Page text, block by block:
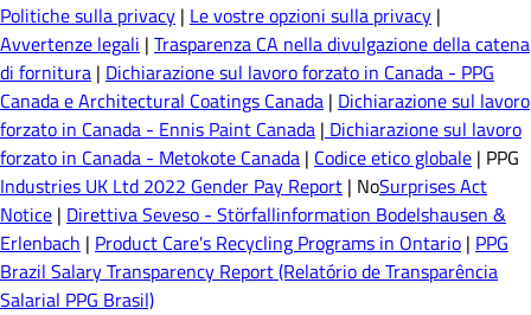
Politiche sulla privacy | Le vostre opzioni sulla privacy |
Avvertenze legali | Trasparenza CA nella divulgazione della catena
di fornitura | Dichiarazione sul lavoro forzato in Canada - PPG
Canada e Architectural Coatings Canada | Dichiarazione sul lavoro
forzato in Canada - Ennis Paint Canada | Dichiarazione sul lavoro
forzato in Canada - Metokote Canada | Codice etico globale | PPG
Industries UK Ltd 2022 Gender Pay Report | NoSurprises Act
Notice | Direttiva Seveso - Störfallinformation Bodelshausen &
Erlenbach | Product Care's Recycling Programs in Ontario | PPG
Brazil Salary Transparency Report (Relatório de Transparência
Salarial PPG Brasil)